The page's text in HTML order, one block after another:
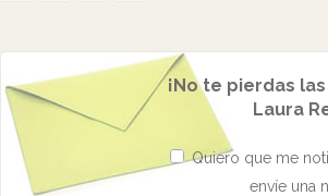
¡No te pierdas
Laura
Quiero que me
envíe una